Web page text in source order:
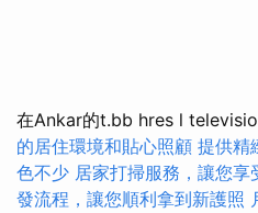
在Ankar的t.bb hres l
的居住環境和貼心照顧 提供精
色不少 居家打掃服務，讓您享
發流程，讓您順利拿到新護照